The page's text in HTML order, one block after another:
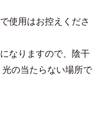
使用はお控えくださ
なりますので、陰干
の当たらない場所で